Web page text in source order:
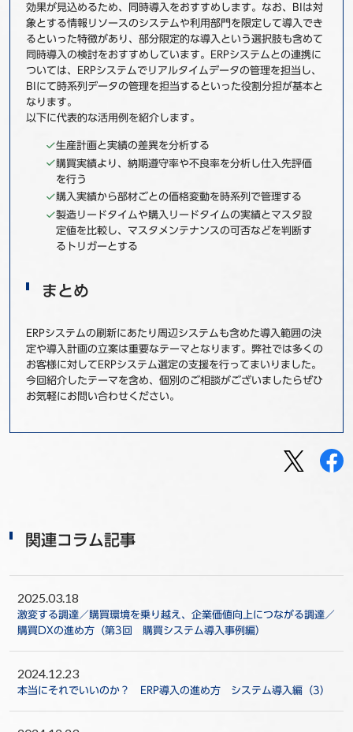
効果が見込めるため、同時導入をおすすめします。なお、BIは対
象とする情報リソースのシステムや利用部門を限定して導入でき
るといった特徴があり、部分限定的な導入という選択肢も含めて
同時導入の検討をおすすめしています。ERPシステムとの連携に
ついては、ERPシステムでリアルタイムデータの管理を担当し、
BIにて時系列データの管理を担当するといった役割分担が基本と
なります。
以下に代表的な活用例を紹介します。
生産計画と実績の差異を分析する
購買実績より、納期遵守率や不良率を分析し仕入先評価
を行う
購入実績から部材ごとの価格変動を時系列で管理する
製造リードタイムや購入リードタイムの実績とマスタ設
定値を比較し、マスタメンテナンスの可否などを判断す
るトリガーとする
まとめ
ERPシステムの刷新にあたり周辺システムも含めた導入範囲の決
定や導入計画の立案は重要なテーマとなります。弊社では多くの
お客様に対してERPシステム選定の支援を行ってまいりました。
今回紹介したテーマを含め、個別のご相談がございましたらぜひ
お気軽にお問い合わせください。
関連コラム記事
2025.03.18
激変する調達／購買環境を乗り越え、企業価値向上につながる調達／
購買DXの進め方（第3回 購買システム導入事例編）
2024.12.23
本当にそれでいいのか？ ERP導入の進め方 システム導入編（3）